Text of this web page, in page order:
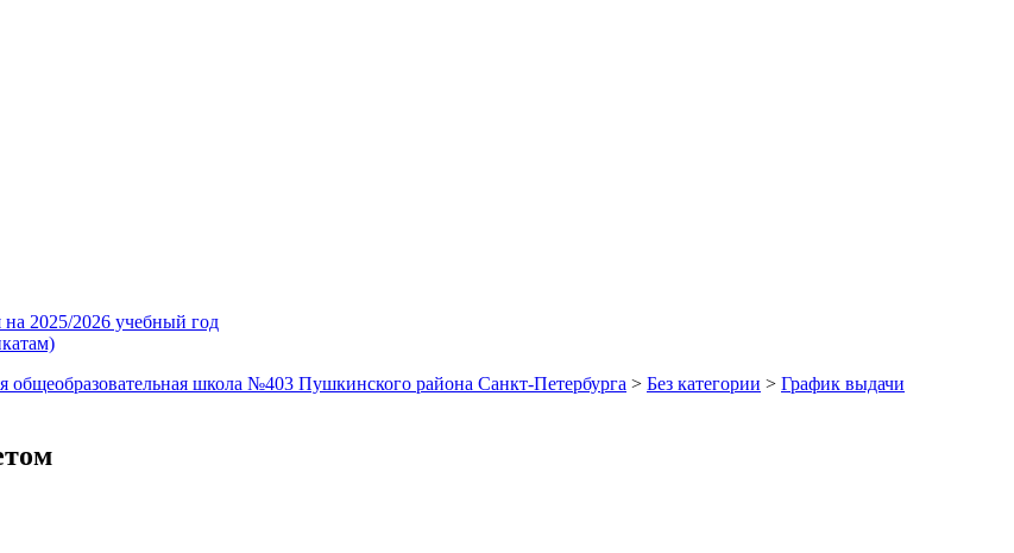
на 2025/2026 учебный год
общеобразовательная школа №403 Пушкинского района Санкт-Петербурга > Без категории > График выдачи